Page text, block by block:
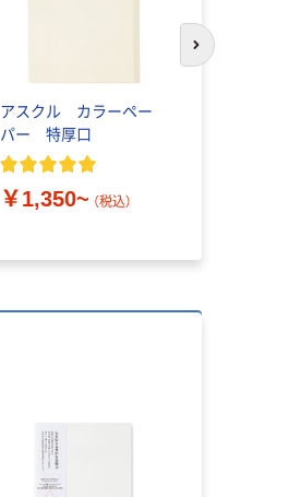
アスクル カラーペー
パー 特厚口
￥1,350~ （税込）
次のスライド